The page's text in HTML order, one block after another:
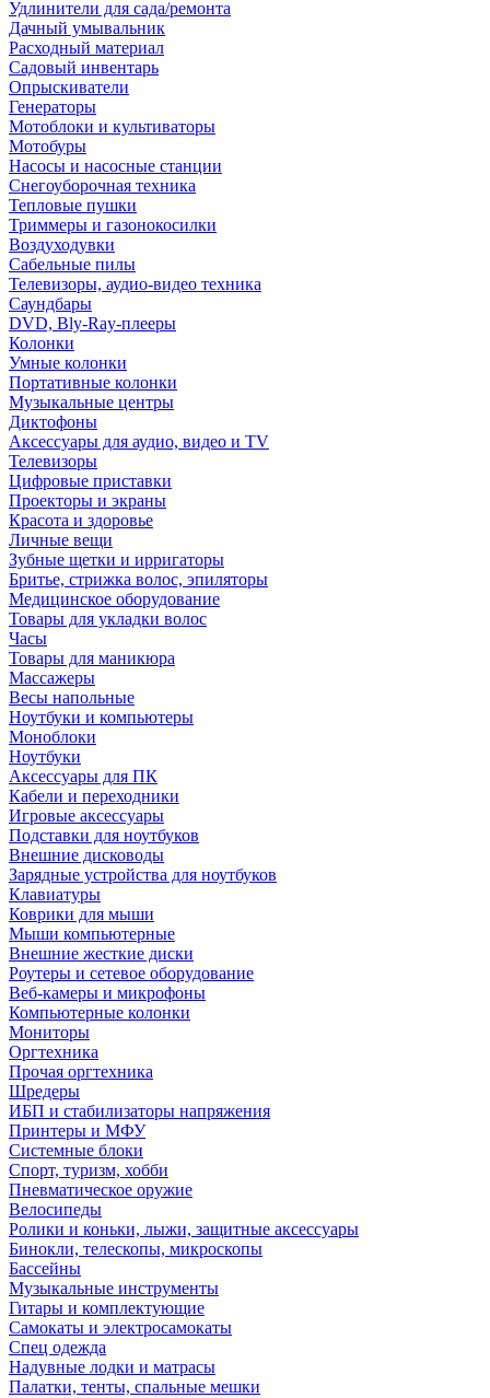
Удлинители для сада/ремонта
Дачный умывальник
Расходный материал
Садовый инвентарь
Опрыскиватели
Генераторы
Мотоблоки и культиваторы
Мотобуры
Насосы и насосные станции
Снегоуборочная техника
Тепловые пушки
Триммеры и газонокосилки
Воздуходувки
Сабельные пилы
Телевизоры, аудио-видео техника
Саундбары
DVD, Bly-Ray-плееры
Колонки
Умные колонки
Портативные колонки
Музыкальные центры
Диктофоны
Аксессуары для аудио, видео и TV
Телевизоры
Цифровые приставки
Проекторы и экраны
Красота и здоровье
Личные вещи
Зубные щетки и ирригаторы
Бритье, стрижка волос, эпиляторы
Медицинское оборудование
Товары для укладки волос
Часы
Товары для маникюра
Массажеры
Весы напольные
Ноутбуки и компьютеры
Моноблоки
Ноутбуки
Аксессуары для ПК
Кабели и переходники
Игровые аксессуары
Подставки для ноутбуков
Внешние дисководы
Зарядные устройства для ноутбуков
Клавиатуры
Коврики для мыши
Мыши компьютерные
Внешние жесткие диски
Роутеры и сетевое оборудование
Веб-камеры и микрофоны
Компьютерные колонки
Мониторы
Оргтехника
Прочая оргтехника
Шредеры
ИБП и стабилизаторы напряжения
Принтеры и МФУ
Системные блоки
Спорт, туризм, хобби
Пневматическое оружие
Велосипеды
Ролики и коньки, лыжи, защитные аксессуары
Бинокли, телескопы, микроскопы
Бассейны
Музыкальные инструменты
Гитары и комплектующие
Самокаты и электросамокаты
Спец одежда
Надувные лодки и матрасы
Палатки, тенты, спальные мешки